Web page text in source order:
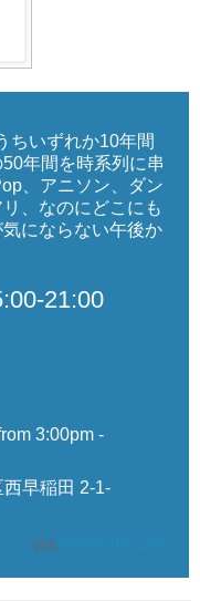
ちいずれか10年間
年間を時系列に串
、アニソン、ダン
、なのにどこにも
にならない午後か
21:00
3:00pm -
早稲田 2-1-
via